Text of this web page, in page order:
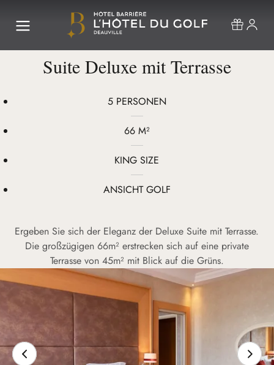
Suite Deluxe mit Terrasse
5 PERSONEN
66 M²
KING SIZE
ANSICHT GOLF
Ergeben Sie sich der Eleganz der Deluxe Suite mit Terrasse.
Die großzügigen 66m² erstrecken sich auf eine private
Terrasse von 45m² mit Blick auf die Grüns.